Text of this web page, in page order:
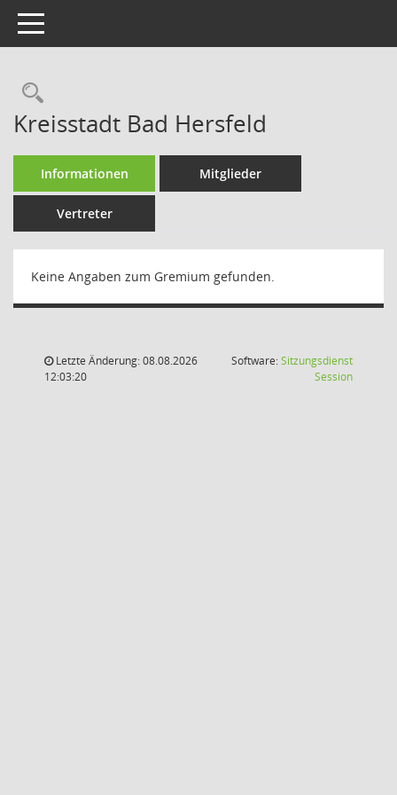
Toggle navigation
Rechercheauswahl
Kreisstadt Bad Hersfeld
Informationen Mitglieder
Vertreter
Keine Angaben zum Gremium gefunden.
Letzte Änderung: 08.08.2026
12:03:20
Software:Sitzungsdienst
Session(Wird in